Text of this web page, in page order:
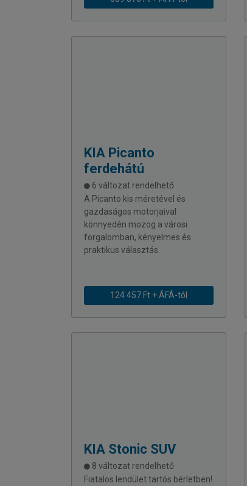
KIA Picanto
ferdehátú
6 változat rendelhető
A Picanto kis méretével és
gazdaságos motorjaival
könnyedén mozog a városi
forgalomban, kényelmes és
praktikus választás.
124 457 Ft + ÁFÁ-tól
KIA Stonic SUV
8 változat rendelhető
Fiatalos lendület tartós bérletben!